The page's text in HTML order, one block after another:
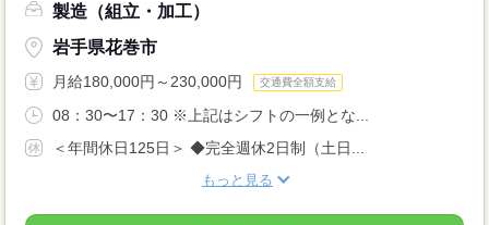
製造（組立・加工）
岩手県花巻市
月給180,000円～230,000円 交通費全額支給
08：30〜17：30 ※上記はシフトの一例とな...
＜年間休日125日＞ ◆完全週休2日制（土日...
もっと見る